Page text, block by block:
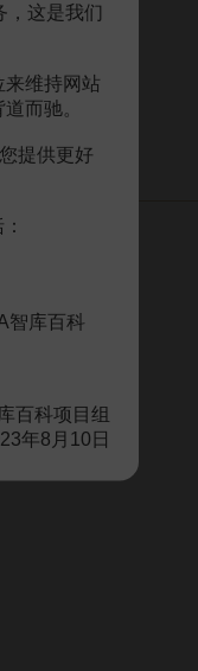
，这是我们
维持网站
而驰。
提供更好
智库百科
百科项目组
年8月10日